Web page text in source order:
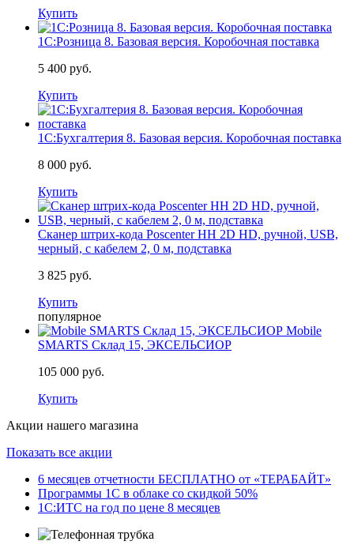
Купить
1С:Розница 8. Базовая версия. Коробочная поставка
5 400 руб.
Купить
1С:Бухгалтерия 8. Базовая версия. Коробочная поставка
8 000 руб.
Купить
Сканер штрих-кода Poscenter HH 2D HD, ручной, USB,
черный, с кабелем 2, 0 м, подставка
3 825 руб.
Купить
популярное
Mobile
SMARTS Склад 15, ЭКСЕЛЬСИОР
105 000 руб.
Купить
Акции нашего магазина
Показать все акции
6 месяцев отчетности БЕСПЛАТНО от «ТЕРАБАЙТ»
Программы 1С в облаке со скидкой 50%
1С:ИТС на год по цене 8 месяцев